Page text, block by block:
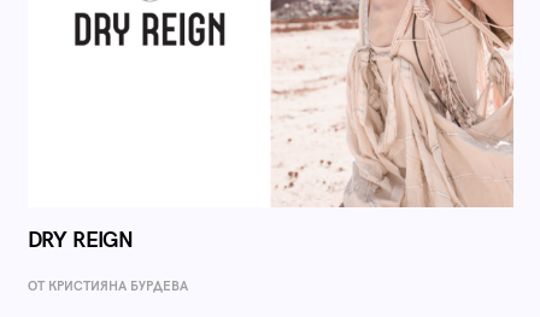
DRY REIGN
ОТ КРИСТИЯНА БУРДЕВА